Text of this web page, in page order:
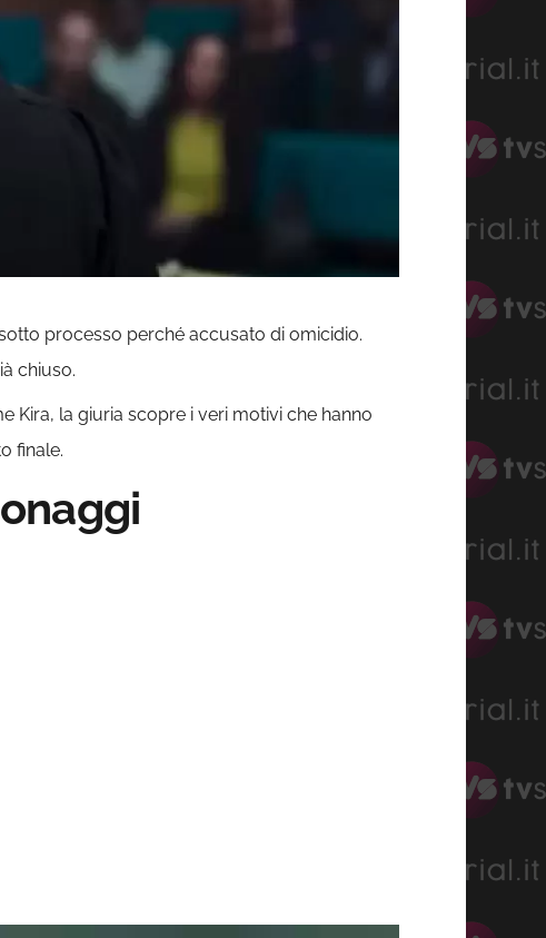
processo perché accusato di omicidio.
chiuso.
Kira, la giuria scopre i veri motivi che hanno
finale.